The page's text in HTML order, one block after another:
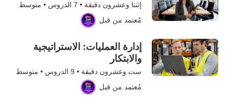
إثنتا وعشرون دقيقة • 7 الدروس • متوسط
مُعتمد من قبل
إدارة العمليات: الاستراتيجية
والابتكار
ست وعشرون دقيقة • 9 الدروس • متوسط
مُعتمد من قبل